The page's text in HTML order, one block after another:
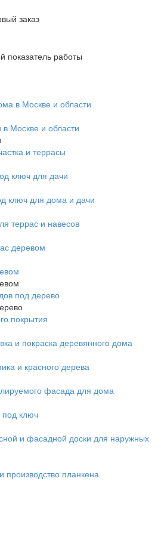
заказ
показатель работы
в Москве и области
Москве и области
и террасы
ключ для дачи
ключ для дома и дачи
террас и навесов
деревом
под дерево
покрытия
и покраска деревянного дома
и красного дерева
фасада для дома
ключ
и фасадной доски для наружных
планкена